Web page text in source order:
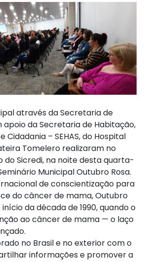
através da Secretaria de
apoio da Secretaria de Habitação,
Cidadania – SEHAS, do Hospital
Tomelero realizaram no
do Sicredi, na noite desta quarta-
Municipal Outubro Rosa.
de conscientização para
do câncer de mama, Outubro
da década de 1990, quando o
ao câncer de mama — o laço
no Brasil e no exterior com o
informações e promover a